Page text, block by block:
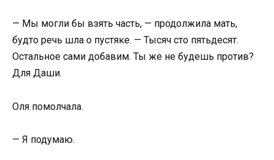
— Мы могли бы взять часть, — продолжила мать,
будто речь шла о пустяке. — Тысяч сто пятьдесят.
Остальное сами добавим. Ты же не будешь против?
Для Даши.
Оля помолчала.
— Я подумаю.